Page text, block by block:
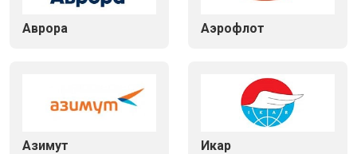
Аврора Аэрофлот
Азимут Икар